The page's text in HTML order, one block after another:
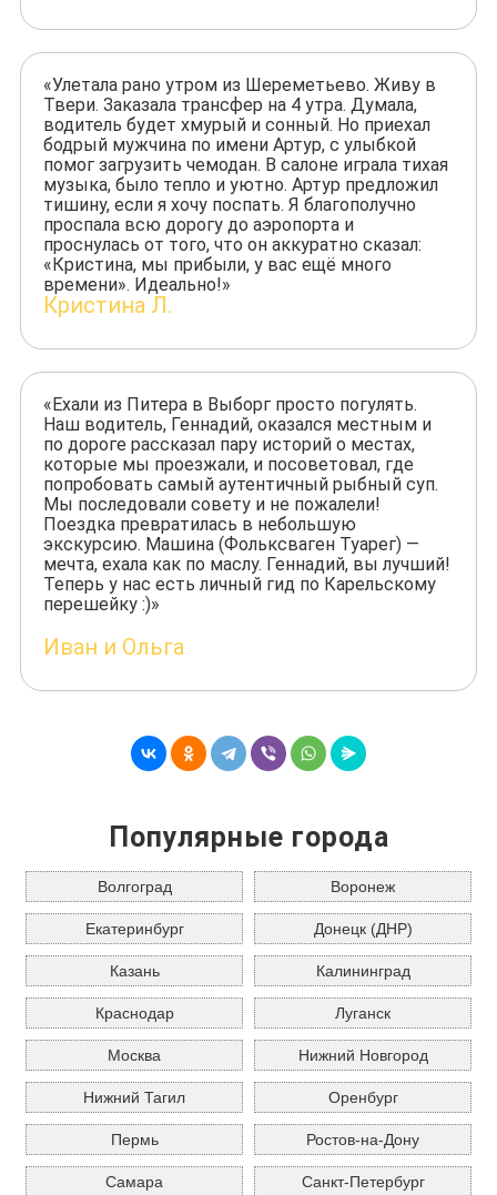
«Улетала рано утром из Шереметьево. Живу в
Твери. Заказала трансфер на 4 утра. Думала,
водитель будет хмурый и сонный. Но приехал
бодрый мужчина по имени Артур, с улыбкой
помог загрузить чемодан. В салоне играла тихая
музыка, было тепло и уютно. Артур предложил
тишину, если я хочу поспать. Я благополучно
проспала всю дорогу до аэропорта и
проснулась от того, что он аккуратно сказал:
«Кристина, мы прибыли, у вас ещё много
времени». Идеально!»
Кристина Л.
«Ехали из Питера в Выборг просто погулять.
Наш водитель, Геннадий, оказался местным и
по дороге рассказал пару историй о местах,
которые мы проезжали, и посоветовал, где
попробовать самый аутентичный рыбный суп.
Мы последовали совету и не пожалели!
Поездка превратилась в небольшую
экскурсию. Машина (Фольксваген Туарег) —
мечта, ехала как по маслу. Геннадий, вы лучший!
Теперь у нас есть личный гид по Карельскому
перешейку :)»
Иван и Ольга
Популярные города
Волгоград Воронеж
Екатеринбург Донецк (ДНР)
Казань Калининград
Краснодар Луганск
Москва Нижний Новгород
Нижний Тагил Оренбург
Пермь Ростов-на-Дону
Самара Санкт-Петербург